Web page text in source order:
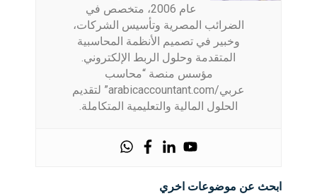
عام 2006، متخصص في
الضرائب المصرية وتأسيس الشركات،
وخبير في تصميم الأنظمة المحاسبية
المتقدمة وحلول الربط الإلكتروني.
مؤسس منصة “محاسب
عربي/arabicaccountant.com” لتقديم
الحلول المالية والتعليمية المتكاملة.
ابحث عن موضوعات اخري